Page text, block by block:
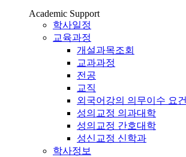
Academic Support
학사일정
교육과정
개설과목조회
교과과정
전공
교직
외국어강의 의무이수 요건
성의교정 의과대학
성의교정 간호대학
성신교정 신학과
학사정보